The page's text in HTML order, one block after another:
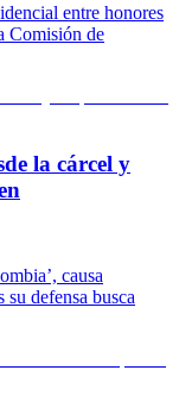
entre honores
Comisión de
la cárcel y
causa
su defensa busca